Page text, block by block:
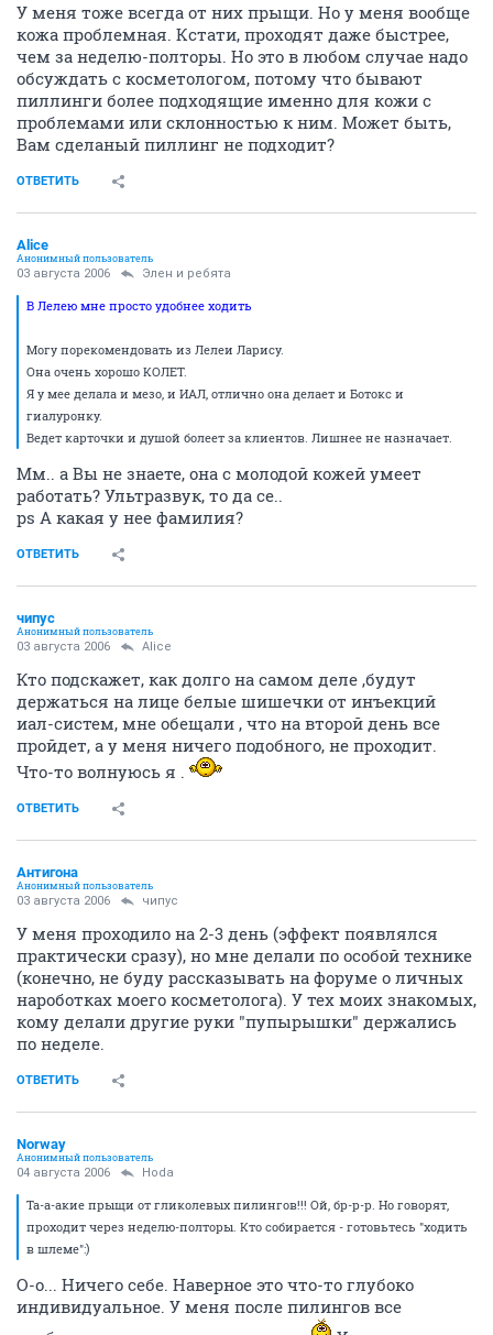
У меня тоже всегда от них прыщи. Но у меня вообще
кожа проблемная. Кстати, проходят даже быстрее,
чем за неделю-полторы. Но это в любом случае надо
обсуждать с косметологом, потому что бывают
пиллинги более подходящие именно для кожи с
проблемами или склонностью к ним. Может быть,
Вам сделаный пиллинг не подходит?
ОТВЕТИТЬ
Alice
Анонимный пользователь
03 августа 2006 Элен и ребята
В Лелею мне просто удобнее ходить
Могу порекомендовать из Лелеи Ларису.
Она очень хорошо КОЛЕТ.
Я у мее делала и мезо, и ИАЛ, отлично она делает и Ботокс и
гиалуронку.
Ведет карточки и душой болеет за клиентов. Лишнее не назначает.
Мм.. а Вы не знаете, она с молодой кожей умеет
работать? Ультразвук, то да се..
ps А какая у нее фамилия?
ОТВЕТИТЬ
чипус
Анонимный пользователь
03 августа 2006 Alice
Кто подскажет, как долго на самом деле ,будут
держаться на лице белые шишечки от инъекций
иал-систем, мне обещали , что на второй день все
пройдет, а у меня ничего подобного, не проходит.
Что-то волнуюсь я .
ОТВЕТИТЬ
Антигона
Анонимный пользователь
03 августа 2006 чипус
У меня проходило на 2-3 день (эффект появлялся
практически сразу), но мне делали по особой технике
(конечно, не буду рассказывать на форуме о личных
нароботках моего косметолога). У тех моих знакомых,
кому делали другие руки "пупырышки" держались
по неделе.
ОТВЕТИТЬ
Norway
Анонимный пользователь
04 августа 2006 Hoda
Та-а-акие прыщи от гликолевых пилингов!!! Ой, бр-р-р. Но говорят,
проходит через неделю-полторы. Кто собирается - готовьтесь "ходить
в шлеме":)
О-о... Ничего себе. Наверное это что-то глубоко
индивидуальное. У меня после пилингов все